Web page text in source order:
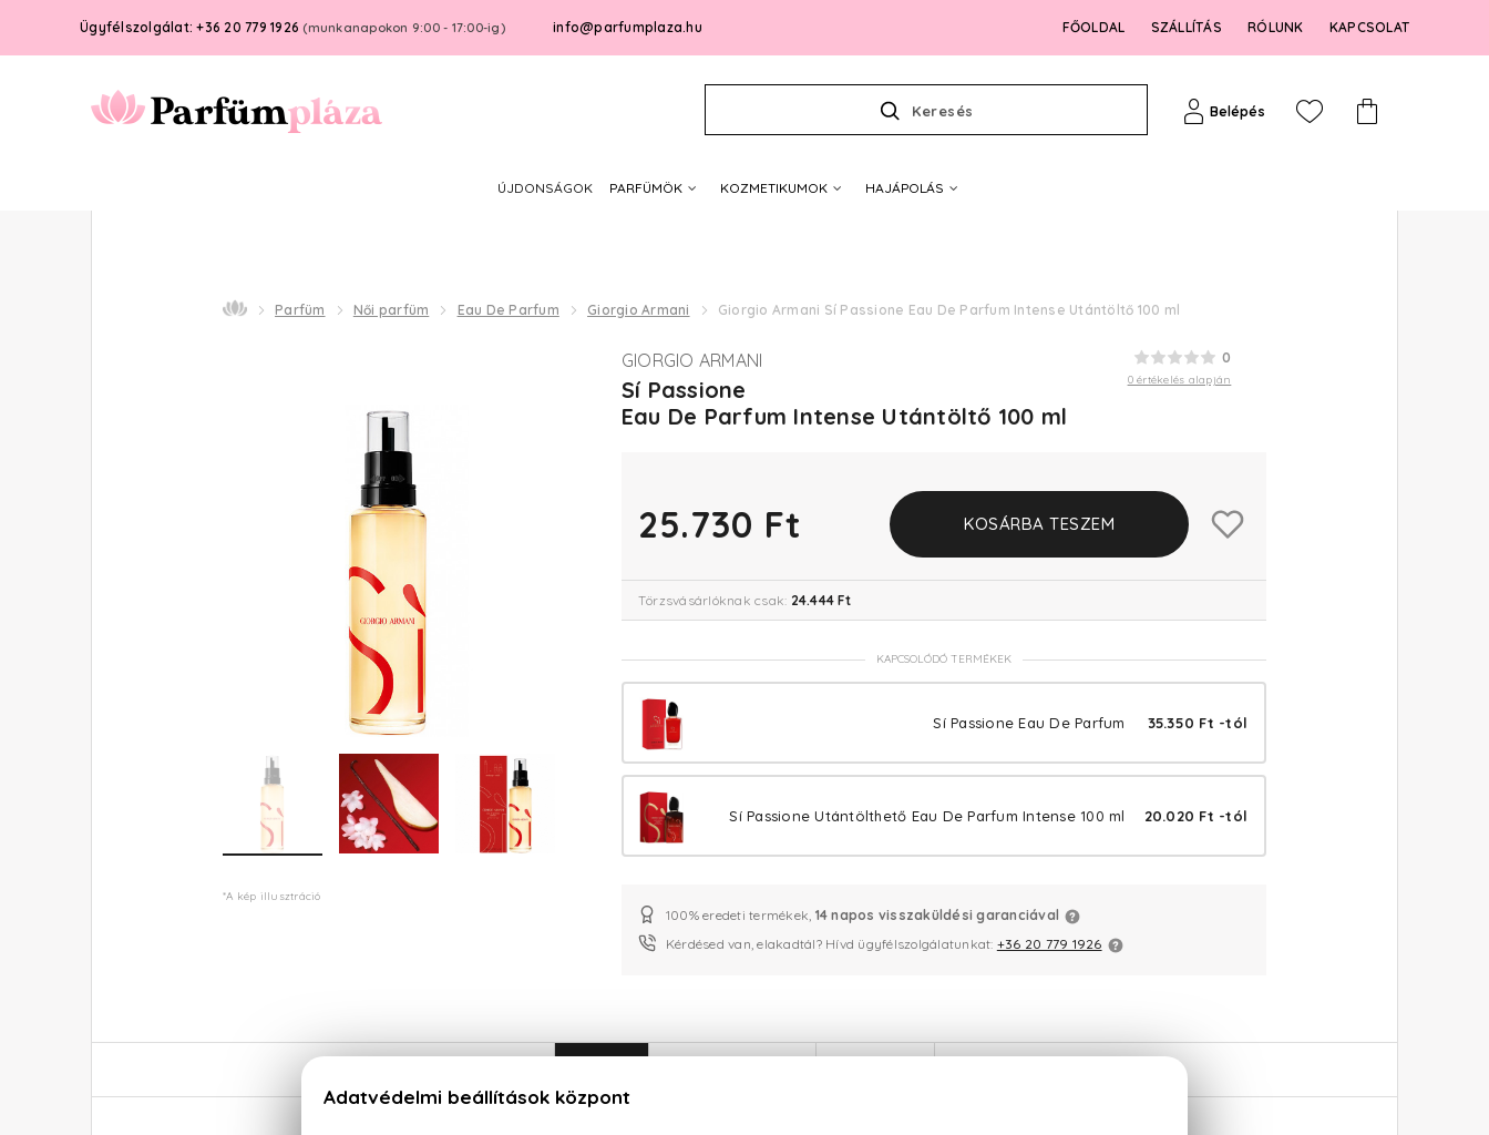
Ügyfélszolgálat: +36 20 779 1926 (munkanapokon 9:00 - 17:00-ig) info@parfumplaza.hu FŐOLDAL SZÁLLÍTÁS RÓLUNK KAPCSOLAT
Keresés Belépés
ÚJDONSÁGOK PARFÜMÖK KOZMETIKUMOK HAJÁPOLÁS
Parfüm Női parfüm Eau De Parfum Giorgio Armani Giorgio Armani Sí Passione Eau De Parfum Intense Utántöltő 100 ml
*A kép illusztráció
0
0 értékelés alapján
GIORGIO ARMANI
Sí Passione
Eau De Parfum Intense Utántöltő 100 ml
25.730 Ft KOSÁRBA TESZEM
Törzsvásárlóknak csak: 24.444 Ft
KAPCSOLÓDÓ TERMÉKEK
Sí Passione Eau De Parfum 35.350 Ft -tól
Sí Passione Utántölthető Eau De Parfum Intense 100 ml 20.020 Ft -tól
100% eredeti termékek, 14 napos visszaküldési garanciával
Kérdésed van, elakadtál? Hívd ügyfélszolgálatunkat: +36 20 779 1926